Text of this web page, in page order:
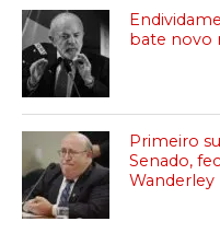
bate novo
Primeiro
Senado,
Wanderley